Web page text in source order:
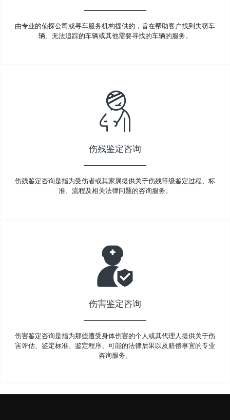
由专业的侦探公司或寻车服务机构提供的，旨在帮助客户找到失窃车
辆、无法追踪的车辆或其他需要寻找的车辆的服务。
伤残鉴定咨询
伤残鉴定咨询是指为受伤者或其家属提供关于伤残等级鉴定过程、标
准、流程及相关法律问题的咨询服务。
伤害鉴定咨询
伤害鉴定咨询是指为那些遭受身体伤害的个人或其代理人提供关于伤
害评估、鉴定标准、鉴定程序、可能的法律后果以及赔偿事宜的专业
咨询服务。